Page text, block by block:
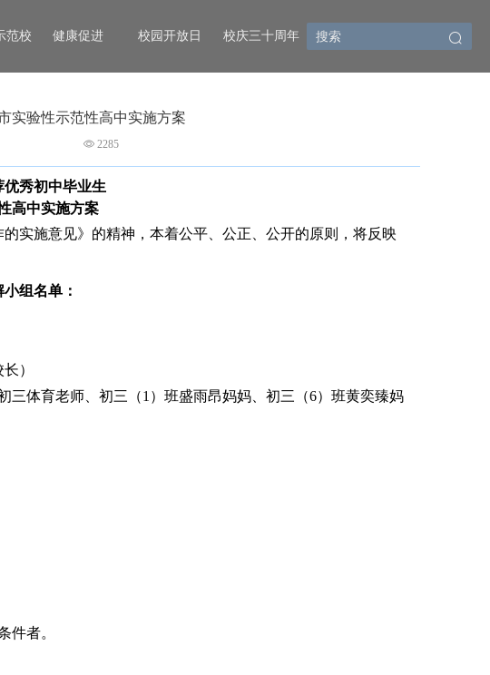
范校 健康促进 校园开放日 校庆三十周年
实验性示范性高中实施方案
2285
秀初中毕业生
高中实施方案
实施意见》的精神，本着公平、公正、公开的原则，将反映
组名单：
）
体育老师、初三（1）班盛雨昂妈妈、初三（6）班黄奕臻妈
件者。